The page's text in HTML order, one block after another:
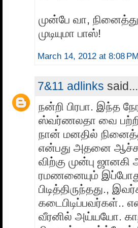
முன்பே வா,
முடியுமா பாஸ்!
March 14, 2012 at 8:08 PM
7&11 adlinks said...
நன்றி பிரபா. இந்த
ஸ்வர்ணலதா வை பற்றி
நான் மனதில்
என்பது அதனை
விற்கு முன்பு
ரமணனையும் இப்போது
பிடித்திருந்தது.,
கடைபிடிப்பவர்கள்..
வீரனில் அய்யயோ.